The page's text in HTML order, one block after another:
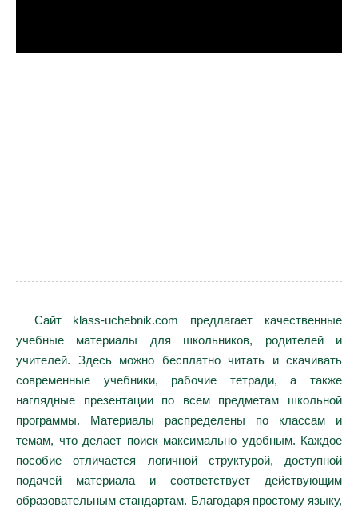
Сайт klass-uchebnik.com предлагает качественные
учебные материалы для школьников, родителей и
учителей. Здесь можно бесплатно читать и скачивать
современные учебники, рабочие тетради, а также
наглядные презентации по всем предметам школьной
программы. Материалы распределены по классам и
темам, что делает поиск максимально удобным. Каждое
пособие отличается логичной структурой, доступной
подачей материала и соответствует действующим
образовательным стандартам. Благодаря простому языку,